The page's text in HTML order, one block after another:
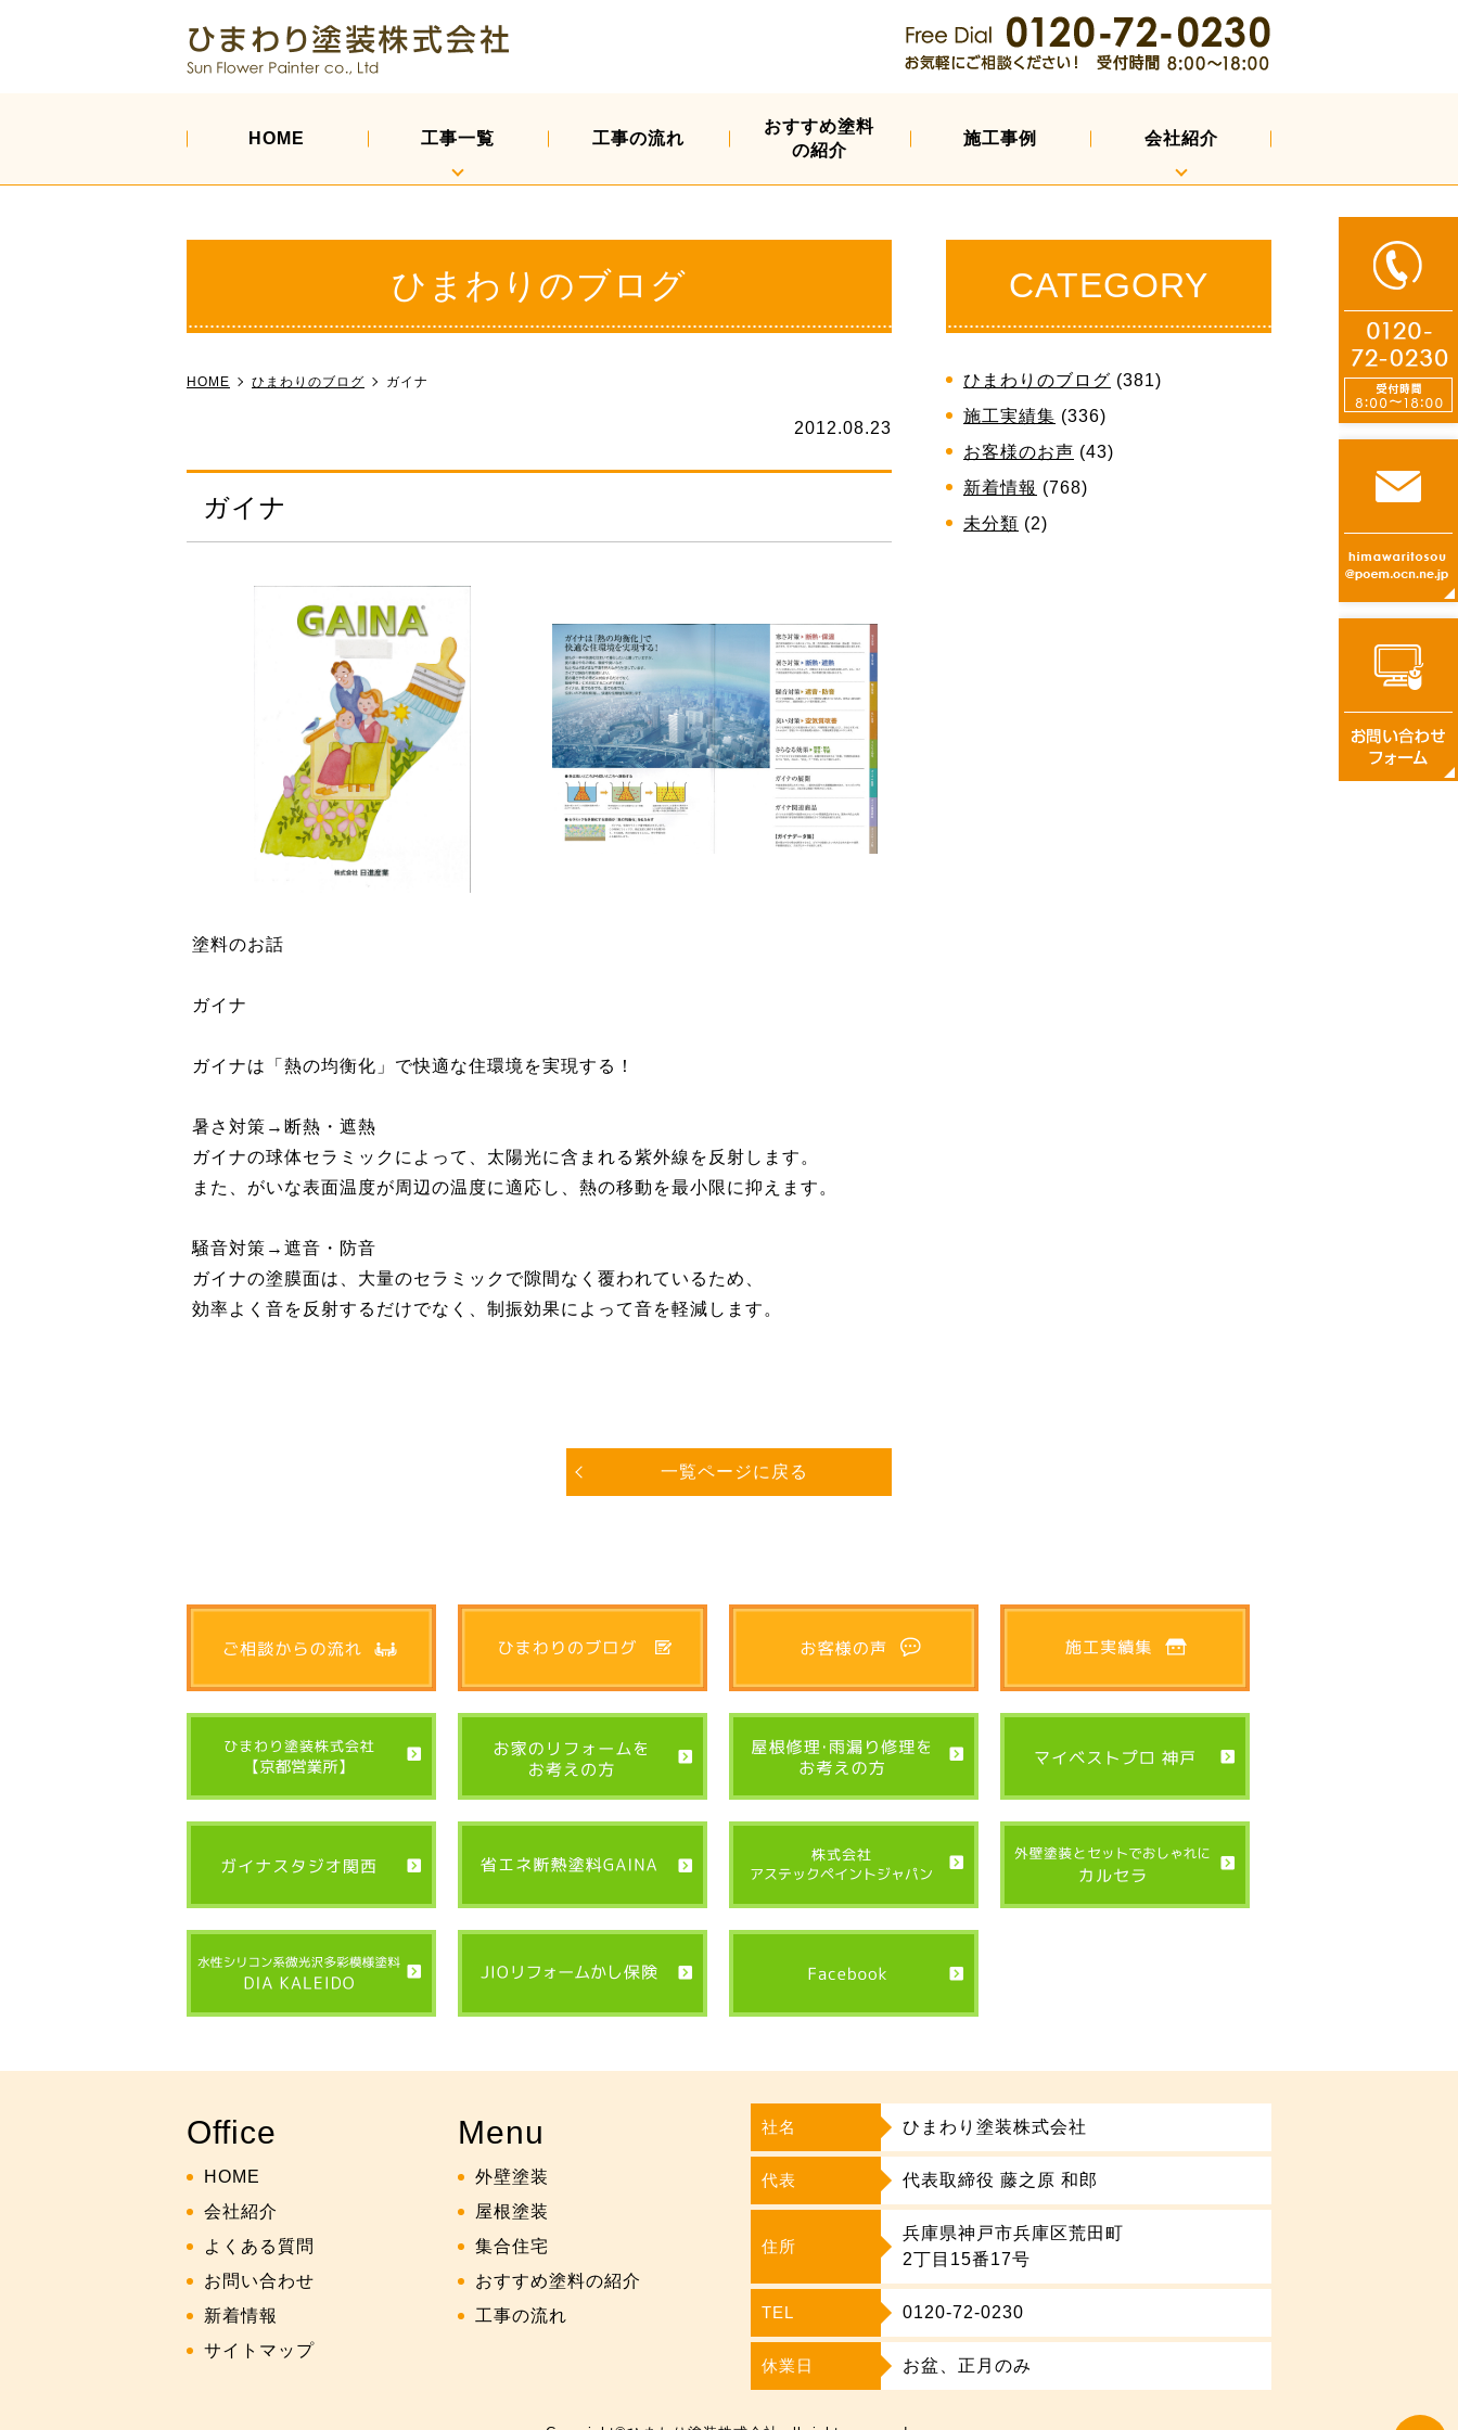
HOME 工事一覧 工事の流れ
おすすめ塗料
の紹介
施工事例 会社紹介
ひまわりのブログ
HOME ひまわりのブログ ガイナ
2012.08.23
ガイナ
塗料のお話
ガイナ
ガイナは「熱の均衡化」で快適な住環境を実現する！
暑さ対策→断熱・遮熱
ガイナの球体セラミックによって、太陽光に含まれる紫外線を反射します。
また、がいな表面温度が周辺の温度に適応し、熱の移動を最小限に抑えます。
騒音対策→遮音・防音
ガイナの塗膜面は、大量のセラミックで隙間なく覆われているため、
効率よく音を反射するだけでなく、制振効果によって音を軽減します。
CATEGORY
ひまわりのブログ (381)
施工実績集 (336)
お客様のお声 (43)
新着情報 (768)
未分類 (2)
一覧ページに戻る
Office
HOME
会社紹介
よくある質問
お問い合わせ
新着情報
サイトマップ
Menu
外壁塗装
屋根塗装
集合住宅
おすすめ塗料の紹介
工事の流れ
社名 ひまわり塗装株式会社
代表 代表取締役 藤之原 和郎
住所
兵庫県神戸市兵庫区荒田町
2丁目15番17号
TEL 0120-72-0230
休業日 お盆、正月のみ